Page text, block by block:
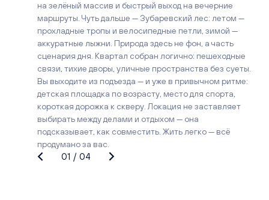
на зелёный массив и быстрый выход на вечерние
маршруты. Чуть дальше — Зубаревский лес: летом —
прохладные тропы и велосипедные петли, зимой —
аккуратные лыжни. Природа здесь не фон, а часть
сценария дня. Квартал собран логично: пешеходные
связи, тихие дворы, уличные пространства без суеты.
Вы выходите из подъезда — и уже в привычном ритме:
детская площадка по возрасту, место для спорта,
короткая дорожка к скверу. Локация не заставляет
выбирать между делами и отдыхом — она
подсказывает, как совместить. Жить легко — всё
продумано за вас.
01 / 04